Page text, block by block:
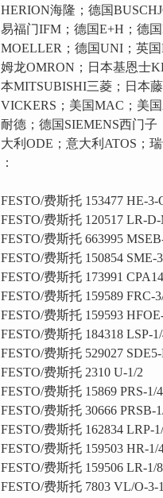
HERION海隆；德国
易福门IFM；德国E+H；德
MOELLER；德国UNI；英
姆龙OMRON；日本基恩士
本MITSUBISHI三菱；日本
VICKERS；美国MAC；美
耐德；德国SIEMENS西门
大利ODE；意大利ATOS；
：
FESTO/费斯托 153477 HE-3-
FESTO/费斯托 120517 LR-
FESTO/费斯托 663995
FESTO/费斯托 150854 SME-
FESTO/费斯托 173991
FESTO/费斯托 159589 FRC-
FESTO/费斯托 159593
FESTO/费斯托 184318 LSP-
FESTO/费斯托 529027
FESTO/费斯托 2310 U-1/2
FESTO/费斯托 15869 PRS-1/
FESTO/费斯托 30666 PRSB-
FESTO/费斯托 162834 LRP-
FESTO/费斯托 159503 HR-1/
FESTO/费斯托 159506 LR-1/
FESTO/费斯托 7803 VL/O-3-